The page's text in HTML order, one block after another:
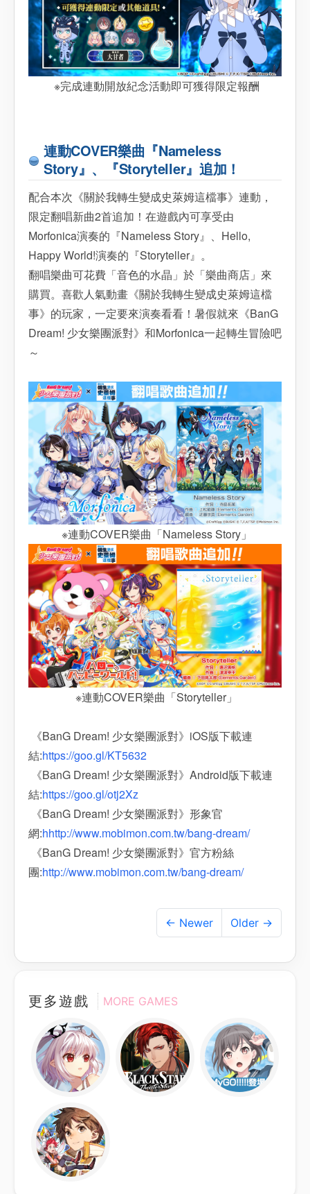
※完成連動開放紀念活動即可獲得限定報酬
連動COVER樂曲『Nameless
Story』、『Storyteller』追加！
配合本次《關於我轉生變成史萊姆這檔事》連動，
限定翻唱新曲2首追加！在遊戲內可享受由
Morfonica演奏的『Nameless Story』、Hello,
Happy World!演奏的『Storyteller』。
翻唱樂曲可花費「音色的水晶」於「樂曲商店」來
購買。喜歡人氣動畫《關於我轉生變成史萊姆這檔
事》的玩家，一定要來演奏看看！暑假就來《BanG
Dream! 少女樂團派對》和Morfonica一起轉生冒險吧
～
※連動COVER樂曲「Nameless Story」
※連動COVER樂曲「Storyteller」
《BanG Dream! 少女樂團派對》iOS版下載連
結:https://goo.gl/KT5632
《BanG Dream! 少女樂團派對》Android版下載連
結:https://goo.gl/otj2Xz
《BanG Dream! 少女樂團派對》形象官
網:hhttp://www.mobimon.com.tw/bang-dream/
《BanG Dream! 少女樂團派對》官方粉絲
團:http://www.mobimon.com.tw/bang-dream/
← Newer Older →
更多遊戲 MORE GAMES